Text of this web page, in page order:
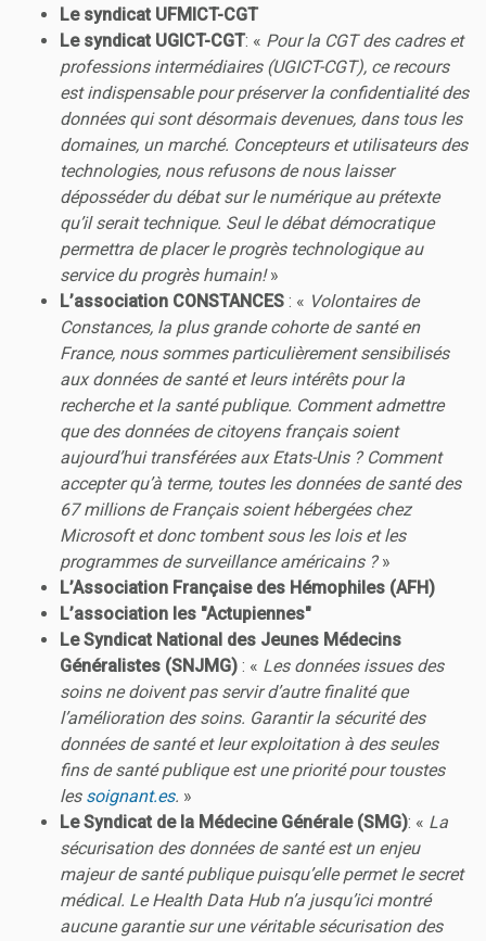
Le syndicat UFMICT-CGT
Le syndicat UGICT-CGT: « Pour la CGT des cadres et
professions intermédiaires (UGICT-CGT), ce recours
est indispensable pour préserver la confidentialité des
données qui sont désormais devenues, dans tous les
domaines, un marché. Concepteurs et utilisateurs des
technologies, nous refusons de nous laisser
déposséder du débat sur le numérique au prétexte
qu’il serait technique. Seul le débat démocratique
permettra de placer le progrès technologique au
service du progrès humain!»
L’association CONSTANCES : « Volontaires de
Constances, la plus grande cohorte de santé en
France, nous sommes particulièrement sensibilisés
aux données de santé et leurs intérêts pour la
recherche et la santé publique. Comment admettre
que des données de citoyens français soient
aujourd’hui transférées aux Etats-Unis ? Comment
accepter qu’à terme, toutes les données de santé des
67 millions de Français soient hébergées chez
Microsoft et donc tombent sous les lois et les
programmes de surveillance américains ?»
L’Association Française des Hémophiles (AFH)
L’association les "Actupiennes"
Le Syndicat National des Jeunes Médecins
Généralistes (SNJMG) : « Les données issues des
soins ne doivent pas servir d’autre finalité que
l’amélioration des soins. Garantir la sécurité des
données de santé et leur exploitation à des seules
fins de santé publique est une priorité pour toustes
les soignant.es. »
Le Syndicat de la Médecine Générale (SMG): « La
sécurisation des données de santé est un enjeu
majeur de santé publique puisqu’elle permet le secret
médical. Le Health Data Hub n’a jusqu’ici montré
aucune garantie sur une véritable sécurisation des